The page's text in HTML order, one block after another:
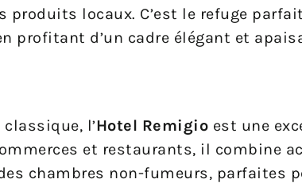
produits locaux. C’est le refuge
profitant d’un cadre élégant et
l’Hotel Remigio est une
et restaurants, il combine
chambres non-fumeurs, parfaites